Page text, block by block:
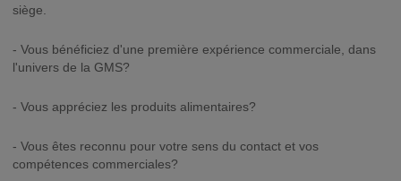
siège.
- Vous bénéficiez d'une première expérience commerciale, dans
l'univers de la GMS?
- Vous appréciez les produits alimentaires?
- Vous êtes reconnu pour votre sens du contact et vos
compétences commerciales?